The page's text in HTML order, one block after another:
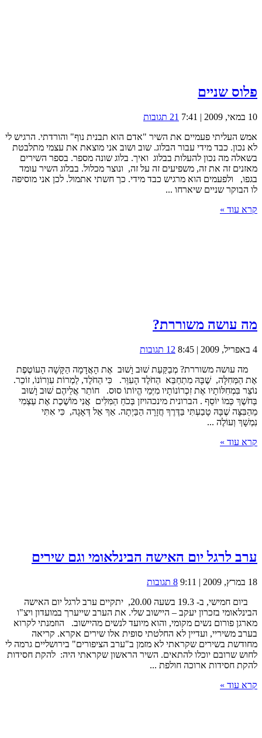
פלוס שניים
10 במאי, 2009 | 7:41
21 תגובות
אמש העליתי פעמיים את השיר "אדם הוא תבנית נוף" והורדתי. הרגיש לי
לא נכון. כבד מידי עבור הבלוג. שוב ושוב אני מוצאת את עצמי מתלבטת
בשאלה מה נכון להעלות בבלוג ואיך. בלוג שונה מספר. בספר השירים
מאזנים זה את זה, משפיעים זה על זה, ונוצר מכלול. בבלוג השיר עומד
בגפו, ולפעמים הוא מרגיש כבד מידי. כך חשתי אתמול. לכן אני מוסיפה
לו הבוקר שניים שיארחו ...
קרא עוד »
מה עושה משוררת?
4 באפריל, 2009 | 8:45
12 תגובות
מה עושה משוררת? מְבַקַּעַת שׁוּב וָשׁוּב אֶת הָאֲדָמָה הַקָּשָׁה הָעוֹטֶפֶת
אֶת הַמְּחִלָּה, שֶׁבָּהּ מִתְחַבֵּא הַחֹלֶד הָעִוֵּר. כִּי הַחֹלֶד, לַמְרוֹת עִוְרוֹנוֹ, זוֹכֵר.
נוֹצֵר בִּמְחִלּוֹתָיו אֶת זִכְרוֹנוֹתָיו מִיְּמֵי הֱיוֹתוֹ סוּס. חוֹתֵר אֲלֵיהֶם שׁוּב וָשׁוּב
בַּחֹשֶׁךְ כְּמוֹ יוֹסֵף . הברונית מינכהויזן בְּכֹחַ הַמִּלִּים אֲנִי מוֹשֶׁכֶת אֶת עַצְמִי
מֵהַבִּצָּה שֶׁבָּהּ טָבַעְתִּי בַּדֶּרֶךְ חֲזָרָה הַבַּיְתָה. אַךְ אַל דְּאָגָה, כִּי אִתִּי
נִמְשָׁךְ וְעוֹלֶה ...
קרא עוד »
ערב לרגל יום האישה הבינלאומי וגם שירים
18 במרץ, 2009 | 9:11
8 תגובות
ביום חמישי, ב- 19.3 בשעה 20.00, יתקיים ערב לרגל יום האישה
הבינלאומי בזכרון יעקב – היישוב שלי. את הערב שייערך במועדון ויצ"ו
מארגן פורום נשים מקומי, והוא מיועד לנשים מהיישוב. הוזמנתי לקרוא
בערב משיריי, ועדיין לא החלטתי סופית אלו שירים אקרא. קריאה
מחודשת בשירים שקראתי לא מזמן ב"ערב הציפורים" בירושליים גרמה לי
לחוש שרובם יוכלו להתאים. השיר הראשון שקראתי היה: להקת חסידות
להקת חסידות ארוכה חולפת ...
קרא עוד »